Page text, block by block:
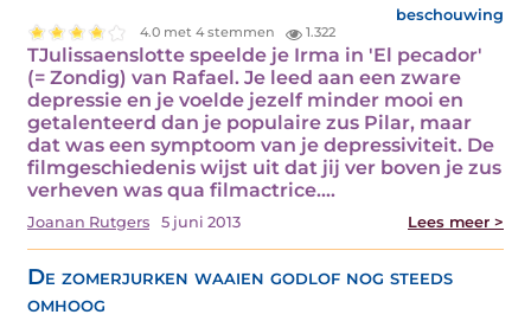
beschouwing
4.0 met 4 stemmen 1.322
TJulissaenslotte speelde je Irma in 'El pecador'
(= Zondig) van Rafael. Je leed aan een zware
depressie en je voelde jezelf minder mooi en
getalenteerd dan je populaire zus Pilar, maar
dat was een symptoom van je depressiviteit. De
filmgeschiedenis wijst uit dat jij ver boven je zus
verheven was qua filmactrice.…
Joanan Rutgers 5 juni 2013 Lees meer >
De zomerjurken waaien godlof nog steeds
omhoog